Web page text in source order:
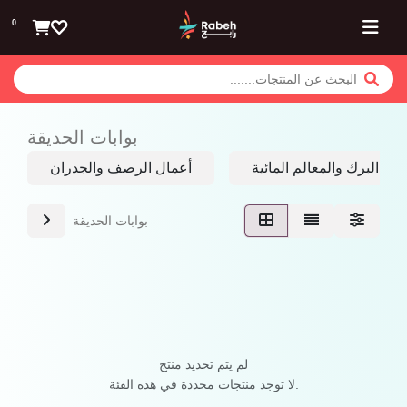
0
بوابات الحديقة
أعمال الرصف والجدران البرك والمعالم المائية
بوابات الحديقة
لم يتم تحديد منتج